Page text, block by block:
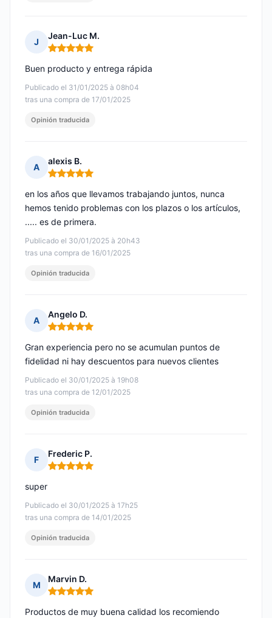
J
Jean-Luc M.
Nota: 5 de 5
Publicado el 31/01/2025 à 08h04
tras una compra de 17/01/2025
Buen producto y entrega rápida
Opinión traducida
A
alexis B.
Nota: 5 de 5
Publicado el 30/01/2025 à 20h43
tras una compra de 16/01/2025
en los años que llevamos trabajando juntos, nunca
hemos tenido problemas con los plazos o los artículos,
..... es de primera.
Opinión traducida
A
Angelo D.
Nota: 5 de 5
Publicado el 30/01/2025 à 19h08
tras una compra de 12/01/2025
Gran experiencia pero no se acumulan puntos de
fidelidad ni hay descuentos para nuevos clientes
Opinión traducida
F
Frederic P.
Nota: 5 de 5
Publicado el 30/01/2025 à 17h25
tras una compra de 14/01/2025
super
Opinión traducida
M
Marvin D.
Nota: 5 de 5
Productos de muy buena calidad los recomiendo